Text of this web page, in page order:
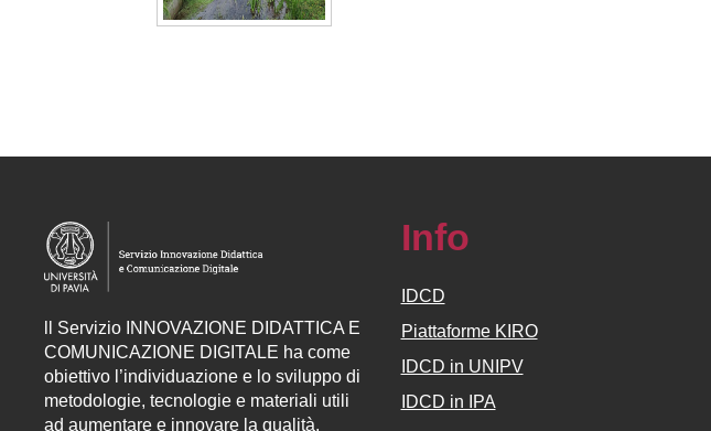
Servizio INNOVAZIONE DIDATTICA E
COMUNICAZIONE DIGITALE ha come
obiettivo l’individuazione e lo sviluppo di
metodologie, tecnologie e materiali utili
ad aumentare e innovare la qualità,
Info
IDCD
Piattaforme KIRO
IDCD in UNIPV
IDCD in IPA